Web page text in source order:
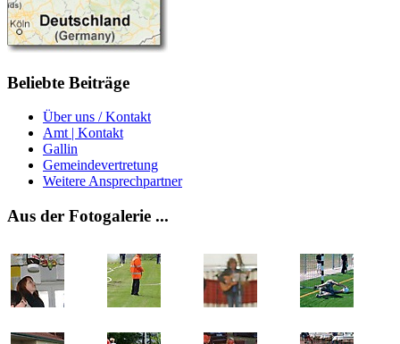
Beliebte Beiträge
Über uns / Kontakt
Amt | Kontakt
Gallin
Gemeindevertretung
Weitere Ansprechpartner
Aus der Fotogalerie ...